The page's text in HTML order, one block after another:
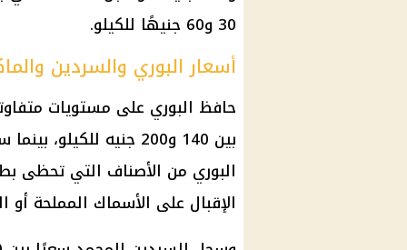
30 و60 جنيهًا للكيلو.
أسعار البوري والسردين
حافظ البوري على مستويات
البوري من الأصناف التي تحظى
الإقبال على الأسماك المملحة أو